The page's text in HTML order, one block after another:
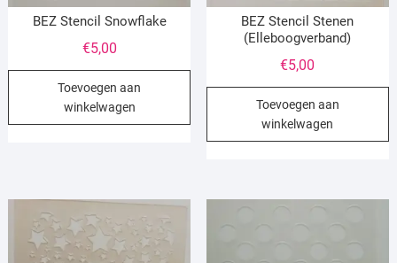
BEZ Stencil Snowflake
€5,00
Toevoegen aan
winkelwagen
BEZ Stencil Stenen
(Elleboogverband)
€5,00
Toevoegen aan
winkelwagen